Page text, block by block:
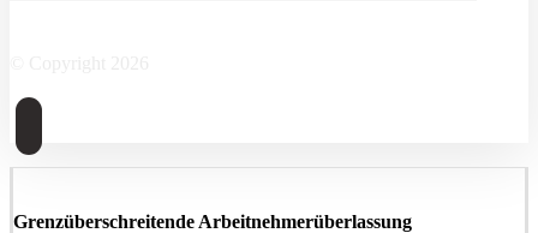
Grenzüberschreitende Arbeitnehmerüberlassung